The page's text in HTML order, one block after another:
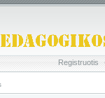
Registruotis